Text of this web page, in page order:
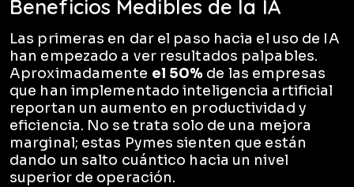
Beneficios Medibles de la IA
Las primeras en dar el paso hacia el uso de IA
han empezado a ver resultados palpables.
Aproximadamente el 50% de las empresas
que han implementado inteligencia artificial
reportan un aumento en productividad y
eficiencia. No se trata solo de una mejora
marginal; estas Pymes sienten que están
dando un salto cuántico hacia un nivel
superior de operación.